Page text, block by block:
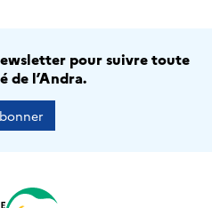
pour suivre toute
de l’Andra.